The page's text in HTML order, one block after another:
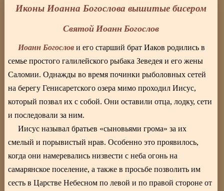
Иконы Иоанна Богослова вышитые бисером
Святой Иоанн Богослов
Иоанн Богослов и его старший брат Иаков родились в
семье простого галилейского рыбака Зеведея и его жены
Саломии. Однажды во время починки рыболовных сетей
на берегу Генисаретского озера мимо проходил Иисус,
который позвал их с собой. Они оставили отца, лодку, сети
и последовали за ним.
Иисус называл братьев «сыновьями грома» за их
смелый и порывистый нрав. Особенно это проявилось,
когда они намеревались низвести с неба огонь на
самарянское поселение, а также в просьбе позволить им
сесть в Царстве Небесном по левой и по правой стороне от